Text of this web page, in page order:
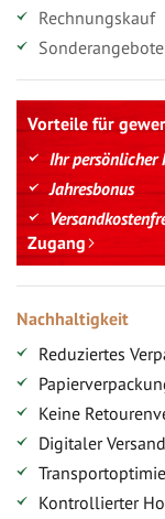
Rechnungskauf
Vorteile für
Ihr persönlicher
Jahresbonus
Zugang
Nachhaltigkeit
Reduziertes
Keine
Digitaler Versand
Kontrollierter